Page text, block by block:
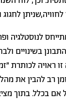
לנוסטלגיה
בשינויים
ראויה לכותרת
רב להבין את
בכלל. בתוך